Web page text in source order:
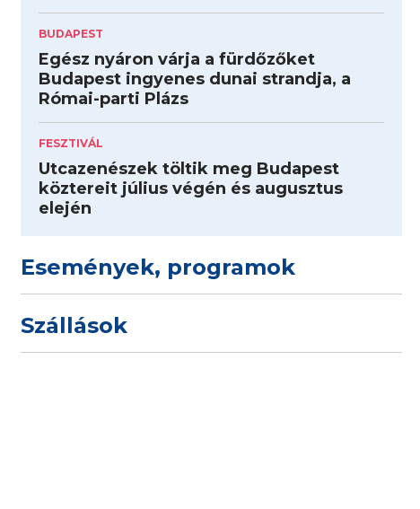
BUDAPEST
Egész nyáron várja a fürdőzőket
Budapest ingyenes dunai strandja, a
Római-parti Plázs
FESZTIVÁL
Utcazenészek töltik meg Budapest
köztereit július végén és augusztus
elején
Események, programok
Szállások